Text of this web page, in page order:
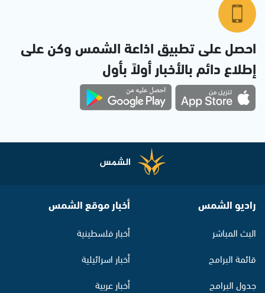
احصل على تطبيق اذاعة الشمس وكن على
إطلاع دائم بالأخبار أولاً بأول
راديو الشمس
البث المباشر
قائمة البرامج
جدول البرامج
أخبار موقع الشمس
أخبار فلسطينية
أخبار اسرائيلية
أخبار عربية